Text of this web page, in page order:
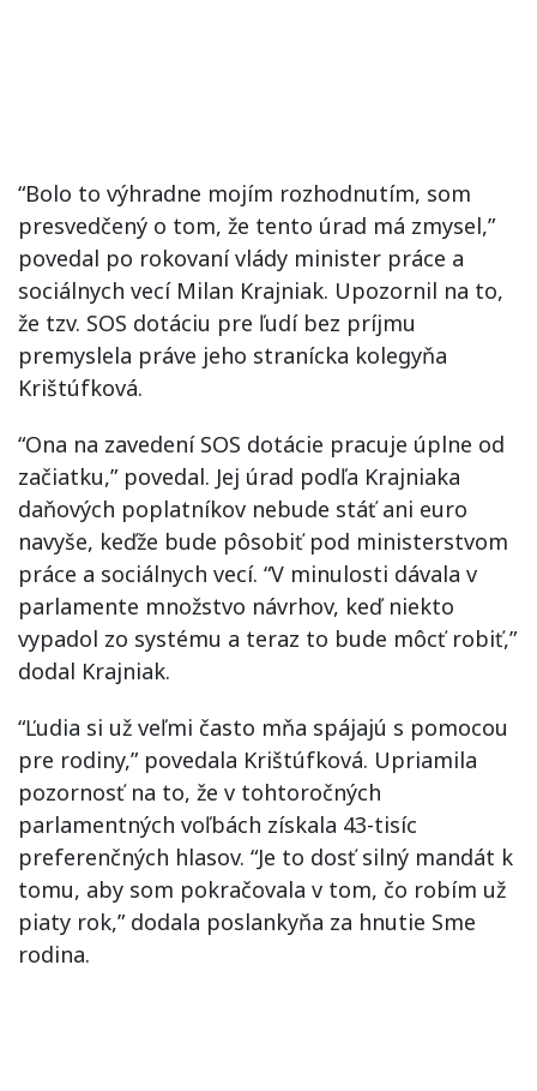
“Bolo to výhradne mojím rozhodnutím, som
presvedčený o tom, že tento úrad má zmysel,”
povedal po rokovaní vlády minister práce a
sociálnych vecí Milan Krajniak. Upozornil na to,
že tzv. SOS dotáciu pre ľudí bez príjmu
premyslela práve jeho stranícka kolegyňa
Krištúfková.
“Ona na zavedení SOS dotácie pracuje úplne od
začiatku,” povedal. Jej úrad podľa Krajniaka
daňových poplatníkov nebude stáť ani euro
navyše, keďže bude pôsobiť pod ministerstvom
práce a sociálnych vecí. “V minulosti dávala v
parlamente množstvo návrhov, keď niekto
vypadol zo systému a teraz to bude môcť robiť,”
dodal Krajniak.
“Ľudia si už veľmi často mňa spájajú s pomocou
pre rodiny,” povedala Krištúfková. Upriamila
pozornosť na to, že v tohtoročných
parlamentných voľbách získala 43-tisíc
preferenčných hlasov. “Je to dosť silný mandát k
tomu, aby som pokračovala v tom, čo robím už
piaty rok,” dodala poslankyňa za hnutie Sme
rodina.